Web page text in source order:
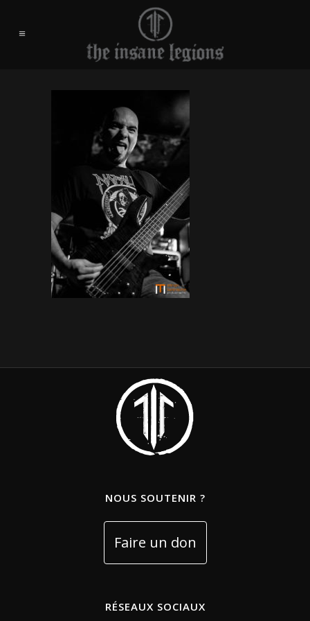
NOUS SOUTENIR ?
RÉSEAUX SOCIAUX